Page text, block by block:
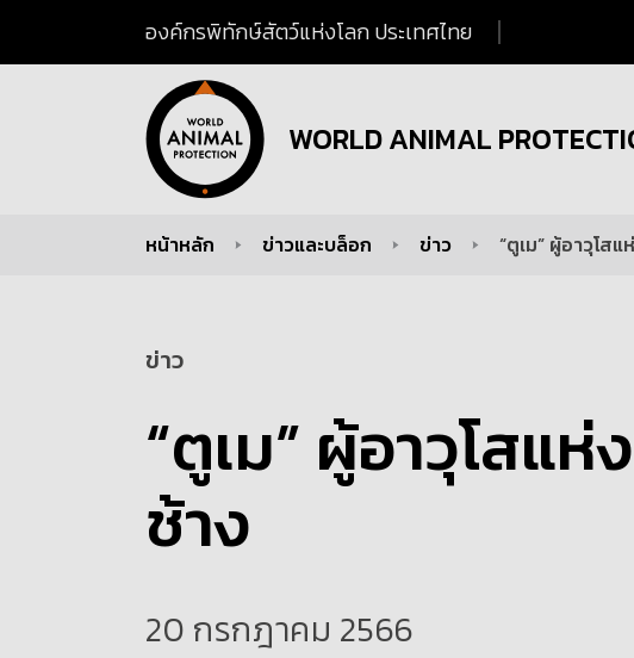
องค์กรพิทักษ์สัตว์แห่งโลก ประเทศไทย
WORLD ANIMAL
You are here:หน้าหลัก ข่าวและบล็อก ข่าว “ตูเม” ผู้อาวุโส
“ตูเม” ผู้อาวุโสแ
ช้าง
ข่าว
20 กรกฎาคม 2566